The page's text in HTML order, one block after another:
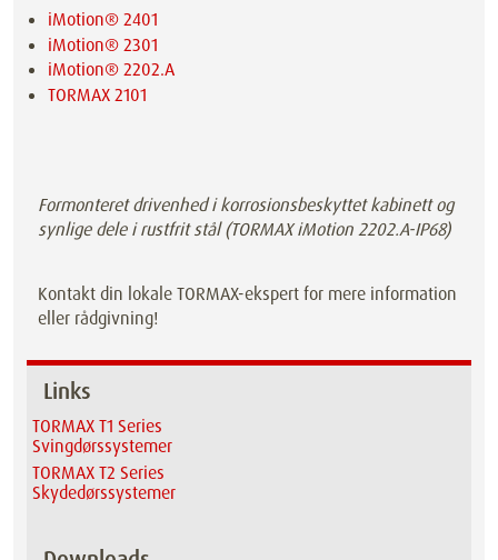
iMotion® 2401
iMotion® 2301
iMotion® 2202.A
TORMAX 2101
Formonteret drivenhed i korrosionsbeskyttet kabinett og
synlige dele i rustfrit stål (TORMAX iMotion 2202.A-IP68)
Kontakt din lokale TORMAX-ekspert for mere information
eller rådgivning!
Links
TORMAX T1 Series
Svingdørssystemer
TORMAX T2 Series
Skydedørssystemer